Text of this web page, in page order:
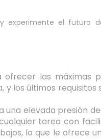
experimente el futuro
las máximas
los últimos requisitos
elevada presión
tarea con
lo que le ofrece